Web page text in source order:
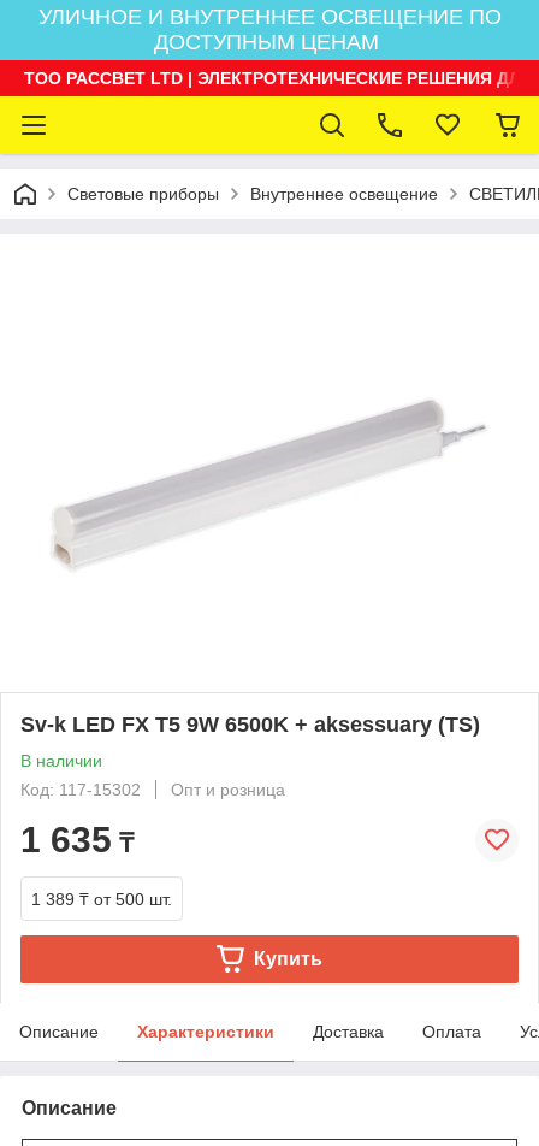
УЛИЧНОЕ И ВНУТРЕННЕЕ ОСВЕЩЕНИЕ ПО
ДОСТУПНЫМ ЦЕНАМ
ТОО РАССВЕТ LTD | ЭЛЕКТРОТЕХНИЧЕСКИЕ РЕШЕНИЯ
Световые приборы Внутреннее освещение
Sv-k LED FX T5 9W 6500K + aksessuary (TS)
В наличии
Код: 117-15302
Опт и розница
1 635 ₸
1 389 ₸ от 500 шт.
Купить
Описание Характеристики Доставка Оплата
Описание